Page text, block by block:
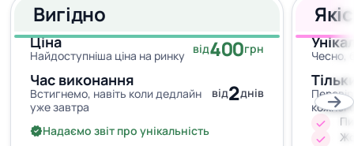
Вигідно
Ціна
Найдоступніша ціна на ринку від400грн
Час виконання
Встигнемо, навіть коли дедлайн
уже завтра
від2днів
Надаємо звіт про унікальність
Чесно,